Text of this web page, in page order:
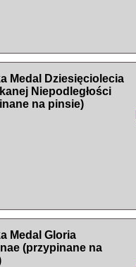
Medal Dziesięciolecia
Niepodległości
na pinsie)
Medal Gloria
(przypinane na